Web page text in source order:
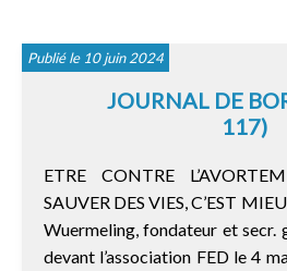
Publié le 10 juin 2024
JOURNAL DE
117)
ETRE CONTRE
SAUVER DES VIES, C’EST
Wuermeling, fondateur et secr.
devant l’association FED le 4